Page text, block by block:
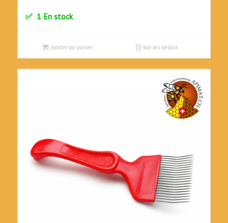
était :
1 En stock
Ajouter au panier Voir les détails